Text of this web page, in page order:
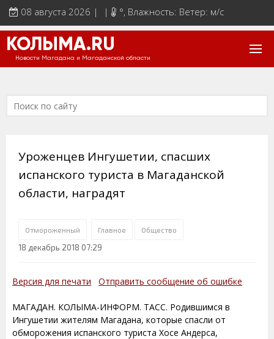
08 августа 2026 | | °, Влажность: Ветер: м/с
КОЛЫМА.RU
Новости Магадана и Магаданской области
Уроженцев Ингушетии, спасших
испанского туриста в Магаданской
области, наградят
Отмороженный Главное Общество
18 декабрь 2018 07:29
Версия для печати Отправить сообщение об ошибке
МАГАДАН. КОЛЫМА-ИНФОРМ. ТАСС. Родившимся в
Ингушетии жителям Магадана, которые спасли от
обморожения испанского туриста Хосе Андерса,